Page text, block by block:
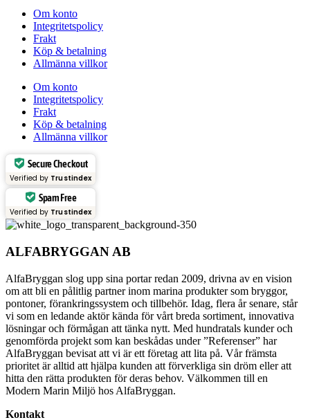
Om konto
Integritetspolicy
Frakt
Köp & betalning
Allmänna villkor
Om konto
Integritetspolicy
Frakt
Köp & betalning
Allmänna villkor
Secure Checkout
Verified by Trustindex
Spam Free
Verified by Trustindex
ALFABRYGGAN AB
AlfaBryggan slog upp sina portar redan 2009, drivna av en vision
om att bli en pålitlig partner inom marina produkter som bryggor,
pontoner, förankringssystem och tillbehör. Idag, flera år senare, står
vi som en ledande aktör kända för vårt breda sortiment, innovativa
lösningar och förmågan att tänka nytt. Med hundratals kunder och
genomförda projekt som kan beskådas under ”Referenser” har
AlfaBryggan bevisat att vi är ett företag att lita på. Vår främsta
prioritet är alltid att hjälpa kunden att förverkliga sin dröm eller att
hitta den rätta produkten för deras behov. Välkommen till en
Modern Marin Miljö hos AlfaBryggan.
Kontakt